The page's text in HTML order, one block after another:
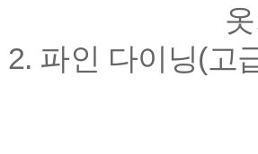
2. 파인 다이닝(고
그러나 쪼